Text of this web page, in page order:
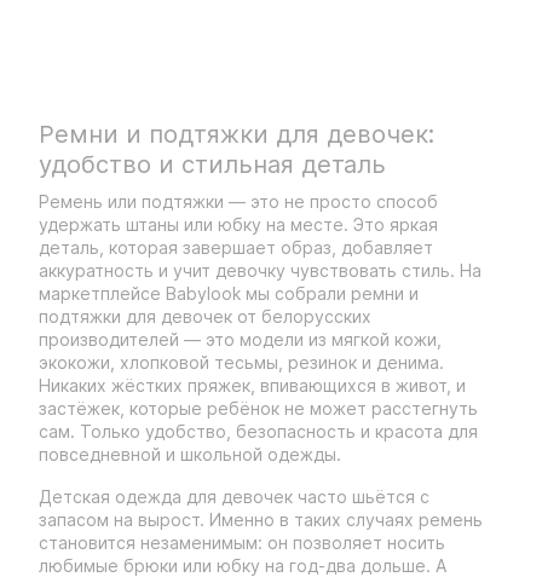
Ремни и подтяжки для девочек:
удобство и стильная деталь
Ремень или подтяжки — это не просто способ
удержать штаны или юбку на месте. Это яркая
деталь, которая завершает образ, добавляет
аккуратность и учит девочку чувствовать стиль. На
маркетплейсе Babylook мы собрали ремни и
подтяжки для девочек от белорусских
производителей — это модели из мягкой кожи,
экокожи, хлопковой тесьмы, резинок и денима.
Никаких жёстких пряжек, впивающихся в живот, и
застёжек, которые ребёнок не может расстегнуть
сам. Только удобство, безопасность и красота для
повседневной и школьной одежды.
Детская одежда для девочек часто шьётся с
запасом на вырост. Именно в таких случаях ремень
становится незаменимым: он позволяет носить
любимые брюки или юбку на год-два дольше. А